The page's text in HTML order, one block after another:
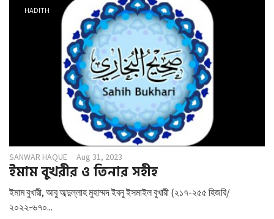
vHADITH
SANWAR HAQUE Aug 31, 2023
ইমাম বুখরীর ও তিনার সহীহ
ইমাম বুখারী, আবু অব্দুল্লাহ মুহাম্মদ ইবনু ইসমাইল বুখারী (২১৭-২৫৫ হিজরি/
২০২২-৬৭০...